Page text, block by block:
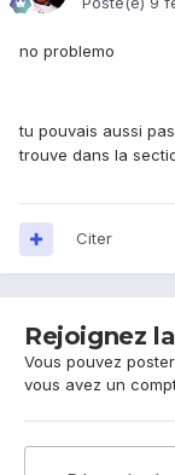
no problemo
tu pouvais aussi
trouve dans la
Citer
Rejoignez
Vous pouvez
vous avez un